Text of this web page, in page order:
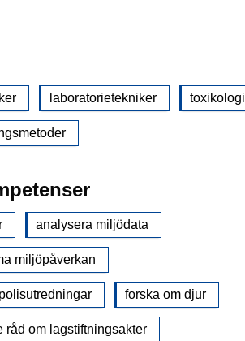
laboratorietekniker toxikologi
analysera miljödata
miljöpåverkan
forska om djur
råd om lagstiftningsakter